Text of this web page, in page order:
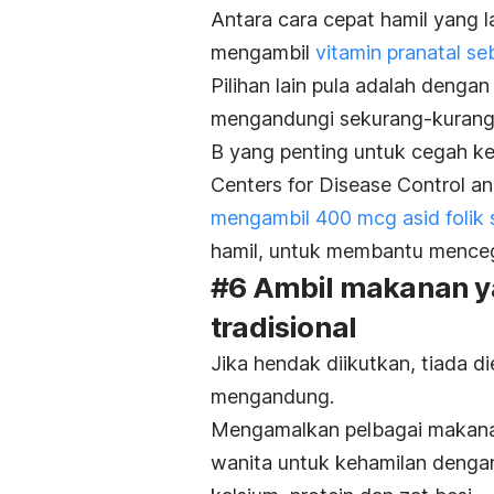
Antara cara cepat hamil yang
mengambil vitamin pranatal
Pilihan lain pula adalah
mengandungi sekurang-
B yang penting untuk cegah
Centers for Disease Control
mengambil 400 mcg asid folik
hamil, untuk membantu
#6 Ambil makanan
tradisional
Jika hendak diikutkan, tiada
mengandung.
Mengamalkan pelbagai
wanita untuk kehamilan